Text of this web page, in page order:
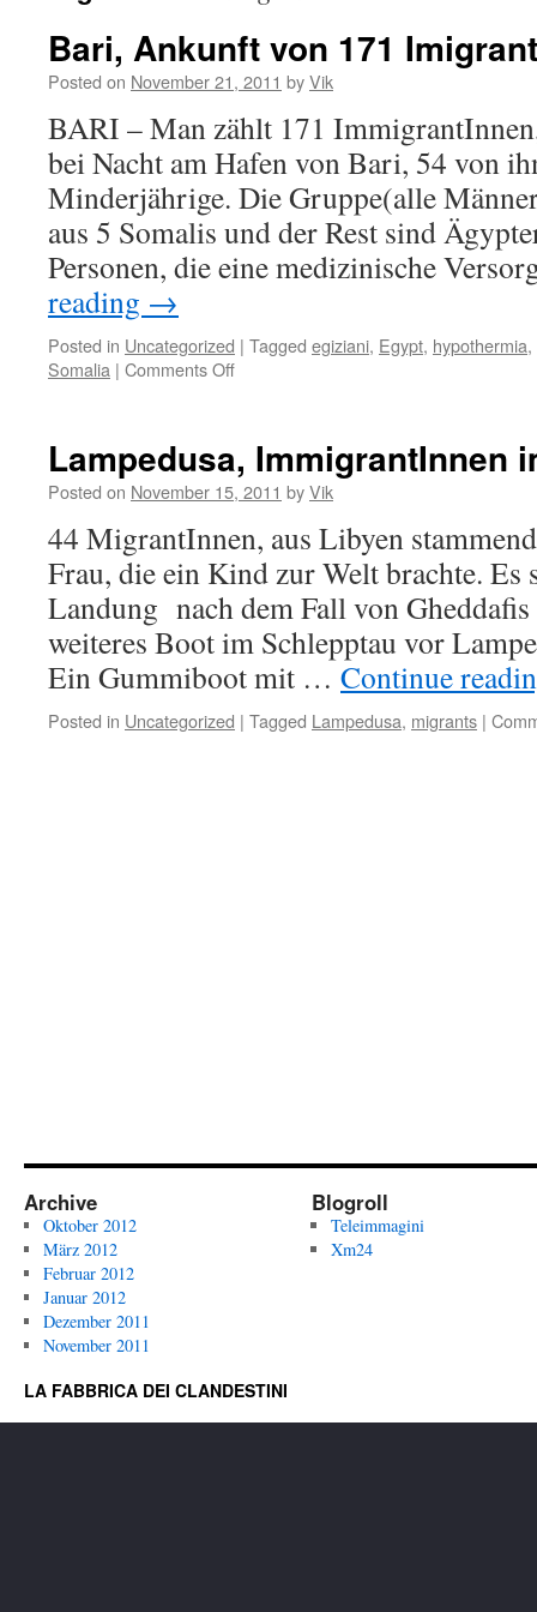
Bari, Ankunft von 171
Posted on November 21, 2011 byVik
BARI – Man zählt 171
bei Nacht am Hafen von Bari, 54 von
Minderjährige. Die Gruppe(alle
aus 5 Somalis und der Rest sind
Personen, die eine medizinische
reading →
Posted in Uncategorized | Tagged egiziani, Egypt, hypothermia,
Somalia | Comments Off
von
171
ImigrantInnen
Lampedusa, ImmigrantInnen
Posted on November 15, 2011 byVik
44 MigrantInnen, aus Libyen
Frau, die ein Kind zur Welt brachte. Es
Landung nach dem Fall von
weiteres Boot im Schlepptau vor
Ein Gummiboot mit … Continue
Posted in Uncategorized | Tagged Lampedusa, migrants |
Archive
Oktober 2012
März 2012
Februar 2012
Januar 2012
Dezember 2011
November 2011
Blogroll
Teleimmagini
Xm24
LA FABBRICA DEI CLANDESTINI